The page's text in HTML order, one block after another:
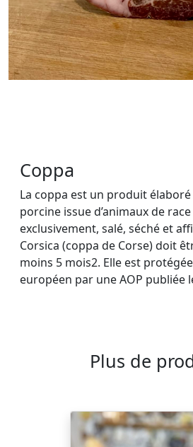
Coppa
La coppa est un produit
porcine issue d’animaux de
exclusivement, salé, séché et
Corsica (coppa de Corse) doit
moins 5 mois2. Elle est
européen par une AOP publiée
Plus de